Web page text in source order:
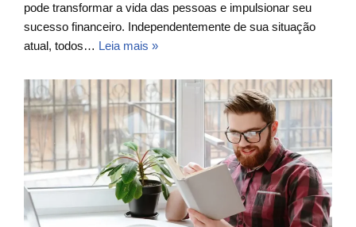
pode transformar a vida das pessoas e impulsionar seu
sucesso financeiro. Independentemente de sua situação
atual, todos… Leia mais »